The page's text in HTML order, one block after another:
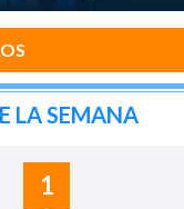
LA SEMANA
1